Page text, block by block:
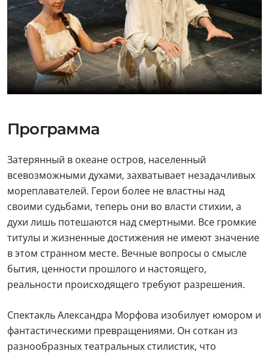
Программа
Затерянный в океане остров, населенный
всевозможными духами, захватывает незадачливых
мореплавателей. Герои более не властны над
своими судьбами, теперь они во власти стихии, а
духи лишь потешаются над смертными. Все громкие
титулы и жизненные достижения не имеют значение
в этом странном месте. Вечные вопросы о смысле
бытия, ценности прошлого и настоящего,
реальности происходящего требуют разрешения.
Спектакль Александра Морфова изобилует юмором и
фантастическими превращениями. Он соткан из
разнообразных театральных стилистик, что